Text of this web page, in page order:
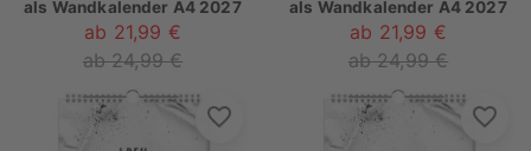
als Wandkalender A4 2027
ab 21,99 €
ab 24,99 €
als Wandkalender A4 2027
ab 21,99 €
ab 24,99 €